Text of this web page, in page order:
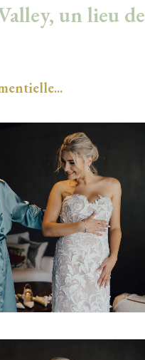
un lieu de